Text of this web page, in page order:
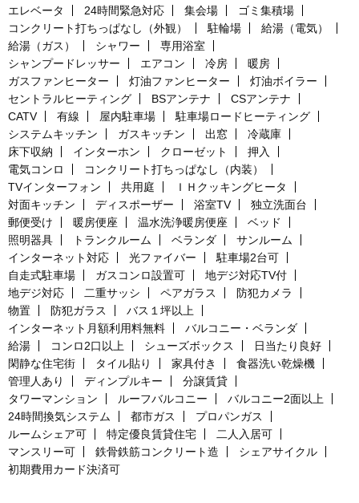
エレベータ
24時間緊急対応 集会場
ゴミ集積場
コンクリート打ちっぱなし（外観）
駐輪場
給湯（電気）
給湯（ガス）
シャワー
専用浴室
シャンプードレッサー
エアコン 冷房
暖房
ガスファンヒーター
灯油ファンヒーター
灯油ボイラー
セントラルヒーティング
BSアンテナ
CSアンテナ
CATV
有線 屋内駐車場
駐車場ロードヒーティング
システムキッチン
ガスキッチン 出窓
冷蔵庫
床下収納
インターホン クローゼット
押入
電気コンロ
コンクリート打ちっぱなし（内装）
TVインターフォン
共用庭
ＩＨクッキングヒータ
対面キッチン
ディスポーザー 浴室TV
独立洗面台
郵便受け
暖房便座 温水洗浄暖房便座
ベッド
照明器具
トランクルーム ベランダ
サンルーム
インターネット対応
光ファイバー
駐車場2台可
自走式駐車場
ガスコンロ設置可
地デジ対応TV付
地デジ対応
二重サッシ ペアガラス
防犯カメラ
物置
防犯ガラス
バス１坪以上
インターネット月額利用料無料
バルコニー・ベランダ
給湯
コンロ2口以上 シューズボックス
日当たり良好
閑静な住宅街
タイル貼り 家具付き
食器洗い乾燥機
管理人あり
ディンプルキー
分譲賃貸
タワーマンション
ルーフバルコニー
バルコニー2面以上
24時間換気システム
都市ガス
プロパンガス
ルームシェア可
特定優良賃貸住宅
二人入居可
マンスリー可
鉄骨鉄筋コンクリート造
シェアサイクル
初期費用カード決済可